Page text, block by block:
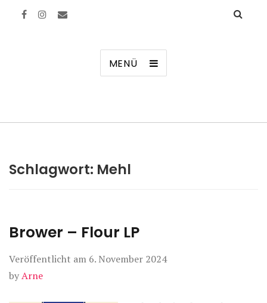
MENÜ
Schlagwort: Mehl
Brower – Flour LP
Veröffentlicht am 6. November 2024
byArne